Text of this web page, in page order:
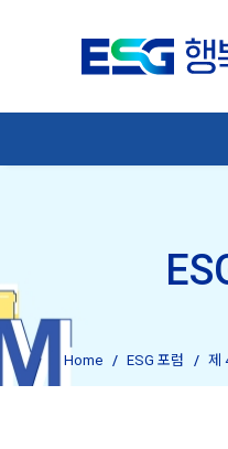
Home ESG 포럼 제